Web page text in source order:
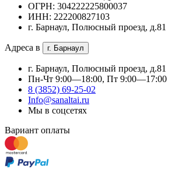
ОГРН: 304222225800037
ИНН: 222200827103
г. Барнаул, Полюсный проезд, д.81
Адреса в г. Барнаул
г. Барнаул, Полюсный проезд, д.81
Пн-Чт 9:00—18:00, Пт 9:00—17:00
8 (3852) 69-25-02
Info@sanaltai.ru
Мы в соцсетях
Вариант оплаты